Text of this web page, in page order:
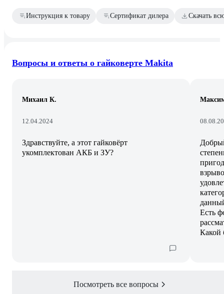
Инструкция к товару Сертификат дилера Скачать
Вопросы и ответы о гайковерте Makita
Михаил К.
12.04.2024
Здравствуйте, а этот гайковёрт
укомплектован АКБ и ЗУ?
Есть
Какой
Посмотреть все вопросы